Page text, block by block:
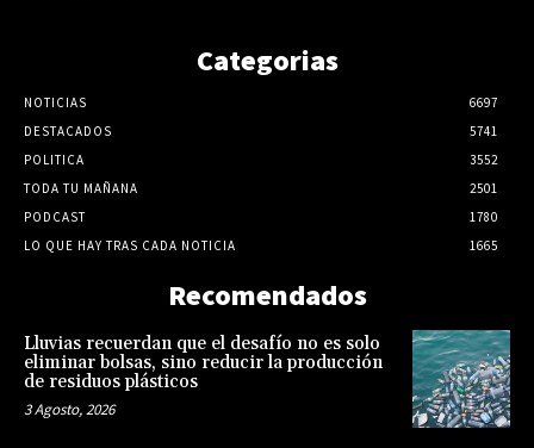
Categorias
NOTICIAS
6697
DESTACADOS
5741
POLITICA
3552
TODA TU MAÑANA
2501
PODCAST
1780
LO QUE HAY TRAS CADA NOTICIA
1665
Recomendados
Lluvias recuerdan que el desafío no es solo
eliminar bolsas, sino reducir la producción
de residuos plásticos
3 Agosto, 2026